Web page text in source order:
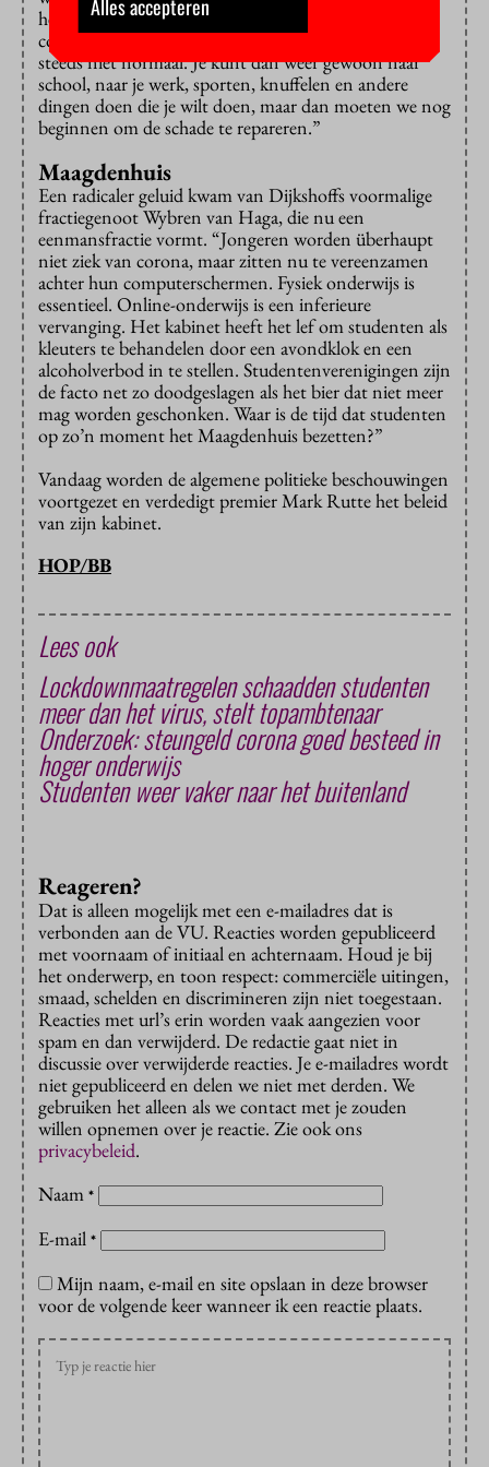
het eerst nog veel erger wordt. Als we dan straks van
corona af zijn en een vaccin hebben, dan is het nog
steeds niet normaal. Je kunt dan weer gewoon naar
school, naar je werk, sporten, knuffelen en andere
dingen doen die je wilt doen, maar dan moeten we nog
beginnen om de schade te repareren.”
Maagdenhuis
Een radicaler geluid kwam van Dijkshoffs voormalige
fractiegenoot Wybren van Haga, die nu een
eenmansfractie vormt. “Jongeren worden überhaupt
niet ziek van corona, maar zitten nu te vereenzamen
achter hun computerschermen. Fysiek onderwijs is
essentieel. Online-onderwijs is een inferieure
vervanging. Het kabinet heeft het lef om studenten als
kleuters te behandelen door een avondklok en een
alcoholverbod in te stellen. Studentenverenigingen zijn
de facto net zo doodgeslagen als het bier dat niet meer
mag worden geschonken. Waar is de tijd dat studenten
op zo’n moment het Maagdenhuis bezetten?”
Vandaag worden de algemene politieke beschouwingen
voortgezet en verdedigt premier Mark Rutte het beleid
van zijn kabinet.
HOP/BB
Lees ook
Lockdownmaatregelen schaadden studenten
meer dan het virus, stelt topambtenaar
Onderzoek: steungeld corona goed besteed in
hoger onderwijs
Studenten weer vaker naar het buitenland
Reageren?
Dat is alleen mogelijk met een e-mailadres dat is
verbonden aan de VU. Reacties worden gepubliceerd
met voornaam of initiaal en achternaam. Houd je bij
het onderwerp, en toon respect: commerciële uitingen,
smaad, schelden en discrimineren zijn niet toegestaan.
Reacties met url’s erin worden vaak aangezien voor
spam en dan verwijderd. De redactie gaat niet in
discussie over verwijderde reacties. Je e-mailadres wordt
niet gepubliceerd en delen we niet met derden. We
gebruiken het alleen als we contact met je zouden
willen opnemen over je reactie. Zie ook ons
privacybeleid.
Naam *
E-mail *
Mijn naam, e-mail en site opslaan in deze browser
voor de volgende keer wanneer ik een reactie plaats.
Alles accepteren